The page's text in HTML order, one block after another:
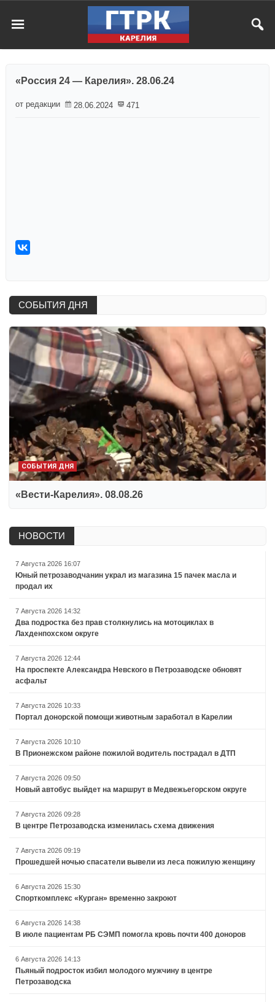
«Россия 24 — Карелия». 28.06.24
от редакции 28.06.2024 471
СОБЫТИЯ ДНЯ
СОБЫТИЯ ДНЯ
«Вести-Карелия». 08.08.26
НОВОСТИ
7 Августа 2026 16:07
Юный петрозаводчанин украл из магазина 15 пачек масла и
продал их
7 Августа 2026 14:32
Два подростка без прав столкнулись на мотоциклах в
Лахденпохском округе
7 Августа 2026 12:44
На проспекте Александра Невского в Петрозаводске обновят
асфальт
7 Августа 2026 10:33
Портал донорской помощи животным заработал в Карелии
7 Августа 2026 10:10
В Прионежском районе пожилой водитель пострадал в ДТП
7 Августа 2026 09:50
Новый автобус выйдет на маршрут в Медвежьегорском округе
7 Августа 2026 09:28
В центре Петрозаводска изменилась схема движения
7 Августа 2026 09:19
Прошедшей ночью спасатели вывели из леса пожилую женщину
6 Августа 2026 15:30
Спорткомплекс «Курган» временно закроют
6 Августа 2026 14:38
В июле пациентам РБ СЭМП помогла кровь почти 400 доноров
6 Августа 2026 14:13
Пьяный подросток избил молодого мужчину в центре
Петрозаводска